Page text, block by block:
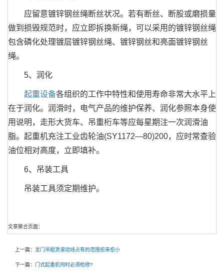
应留意镀锌钢丝绳断丝状况。若有断丝、断股或磨损量
做到损毁规范时，应立即拆换新绳，可以采用的镀锌钢丝绳
包含磷化处理镀层镀锌钢丝绳、镀锌钢丝和亮面镀锌钢丝
绳。
5、润化
起重设备各组织的工作中特性和使用寿命非常大水平上
在于润化。润滑时，电气产品的维护保养、润化参照本身使
用说明，走形大货车、吊重桁车等应每星期注一次润滑油
脂。起重机充注工业齿轮油(SY1172—80)200，应时常查验
油位相对高度，立即填补。
6、吊装工具
吊装工具须定期维护。
文章聚合页面：
上一篇： 龙门吊租赁滚动线占有的范围愈来愈小
下一篇： 门式起重机何时必须检修?